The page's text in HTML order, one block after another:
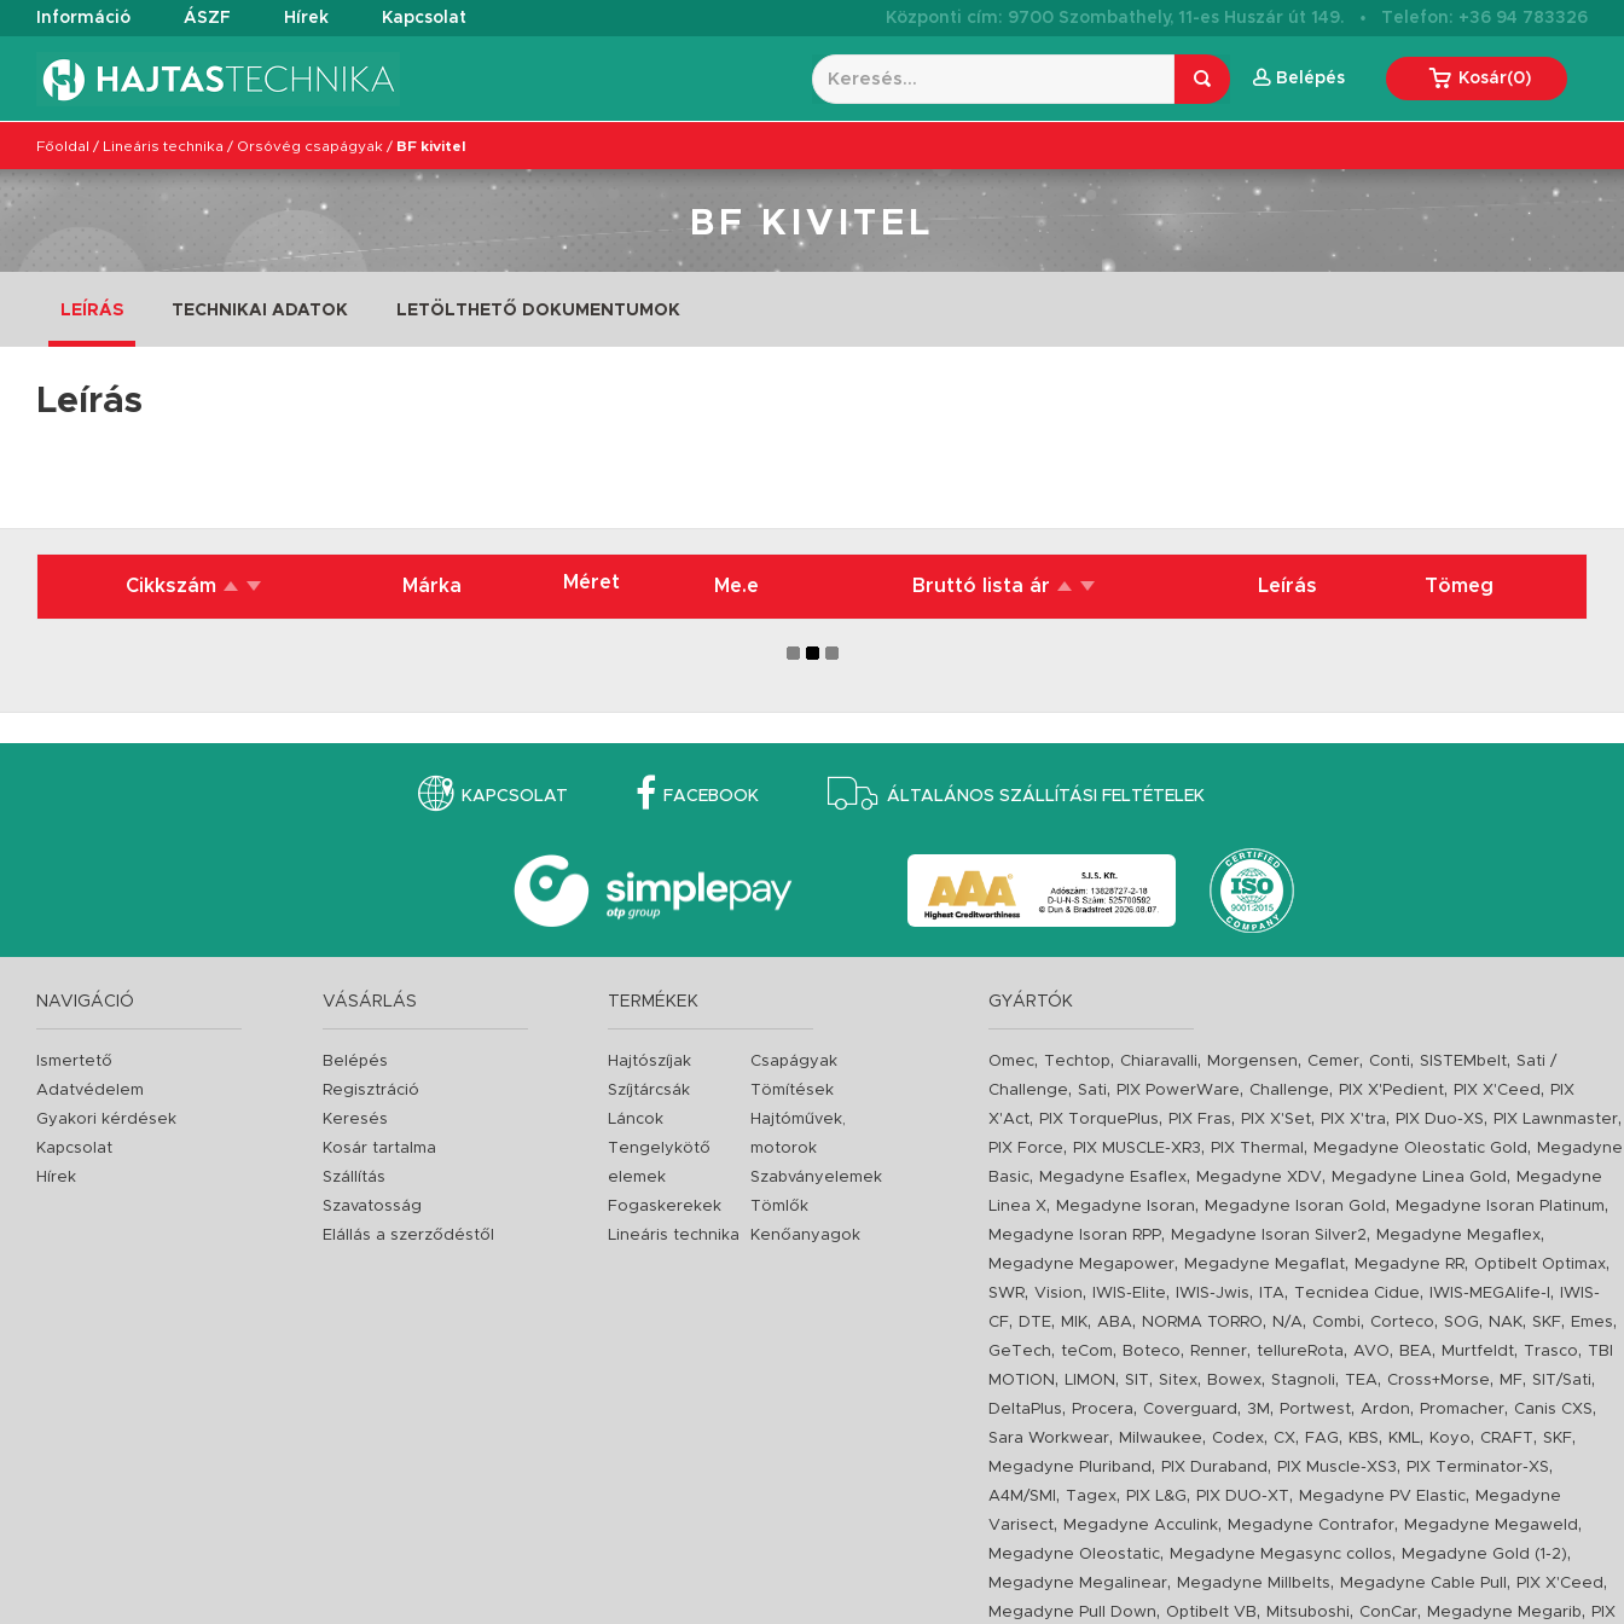
Információ ÁSZF Hírek Kapcsolat Központi cím: 9700 Szombathely, 11-es Huszár út 149. · Telefon: +36 94 783326
Belépés Kosár(0)
Főoldal / Lineáris technika / Orsóvég csapágyak / BF kivitel
BF KIVITEL
LEÍRÁS TECHNIKAI ADATOK LETÖLTHETŐ DOKUMENTUMOK
Leírás
Cikkszám Márka Méret Me.e Bruttó lista ár Leírás Tömeg
KAPCSOLAT FACEBOOK ÁLTALÁNOS SZÁLLÍTÁSI FELTÉTELEK
NAVIGÁCIÓ
Ismertető
Adatvédelem
Gyakori kérdések
Kapcsolat
Hírek
VÁSÁRLÁS
Belépés
Regisztráció
Keresés
Kosár tartalma
Szállítás
Szavatosság
Elállás a szerződéstől
TERMÉKEK
Hajtószíjak
Szíjtárcsák
Láncok
Tengelykötő
elemek
Fogaskerekek
Lineáris technika
Csapágyak
Tömítések
Hajtóművek,
motorok
Szabványelemek
Tömlők
Kenőanyagok
GYÁRTÓK
Omec, Techtop, Chiaravalli, Morgensen, Cemer, Conti,SISTEMbelt,Sati /
Challenge,Sati, PIX PowerWare, Challenge, PIX X'Pedient, PIX X'Ceed ,
PIX
X'Act, PIX TorquePlus, PIX Fras, PIX X'Set, PIX X'tra, PIX Duo-XS, PIX Lawnmaster,
PIX Force, PIX MUSCLE-XR3, PIX Thermal , Megadyne Oleostatic Gold ,
Megadyne
Basic, Megadyne Esaflex, Megadyne XDV, Megadyne Linea Gold ,
Megadyne
Linea X, Megadyne Isoran, Megadyne Isoran Gold , Megadyne Isoran Platinum,
Megadyne Isoran RPP, Megadyne Isoran Silver2, Megadyne Megaflex,
Megadyne Megapower, Megadyne Megaflat, Megadyne RR, Optibelt Optimax,
SWR,Vision, IWIS-Elite, IWIS-Jwis, ITA, Tecnidea Cidue, IWIS-MEGAlife-I ,
IWIS-
CF, DTE, MIK, ABA, NORMA TORRO, N/A, Combi, Corteco,SOG, NAK,SKF, Emes,
GeTech, teCom, Boteco, Renner, tellureRota, AVO, BEA, Murtfeldt, Trasco, TBI
MOTION , LIMON ,SIT,Sitex, Bowex,Stagnoli, TEA, Cross+Morse, MF,SIT/Sati,
DeltaPlus, Procera, Coverguard , 3M , Portwest, Ardon, Promacher, Canis CXS,
Sara Workwear, Milwaukee, Codex, CX, FAG, KBS, KML, Koyo, CRAFT,SKF,
Megadyne Pluriband , PIX Duraband , PIX Muscle-XS3, PIX Terminator-XS,
A4M/SMI , Tagex, PIX L&G, PIX DUO-XT, Megadyne PV Elastic,
Megadyne
Varisect, Megadyne Acculink, Megadyne Contrafor, Megadyne Megaweld ,
Megadyne Oleostatic, Megadyne Megasync collos, Megadyne Gold (1-2),
Megadyne Megalinear, Megadyne Millbelts, Megadyne Cable Pull , PIX X'Ceed ,
Megadyne Pull Down, Optibelt VB, Mitsuboshi, ConCar, Megadyne Megarib, PIX